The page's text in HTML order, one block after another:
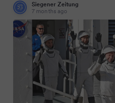
Siegener Zeitung
7 months ago